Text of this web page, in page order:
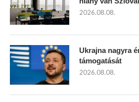
2026.08.08.
Ukrajna nagyra
támogatását
2026.08.08.